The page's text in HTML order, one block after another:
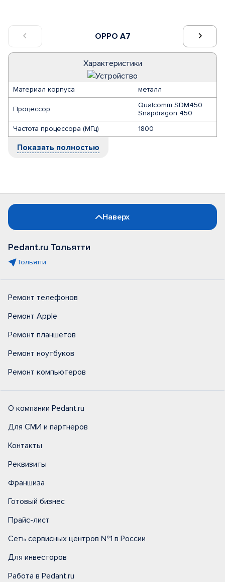
OPPO A7
Характеристики
Материал корпуса металл
Процессор
Qualcomm SDM450
Snapdragon 450
Частота процессора (МГц)
1800
Показать полностью
Наверх
Pedant.ru Тольятти
Тольятти
Ремонт телефонов
Ремонт Apple
Ремонт планшетов
Ремонт ноутбуков
Ремонт компьютеров
О компании Pedant.ru
Для СМИ и партнеров
Контакты
Реквизиты
Франшиза
Готовый бизнес
Прайс-лист
Сеть сервисных центров №1 в России
Для инвесторов
Работа в Pedant.ru